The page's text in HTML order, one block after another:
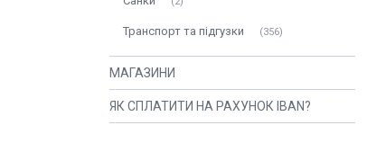
Транспорт та підгузки 356
МАГАЗИНИ
ЯК СПЛАТИТИ НА РАХУНОК IBAN?